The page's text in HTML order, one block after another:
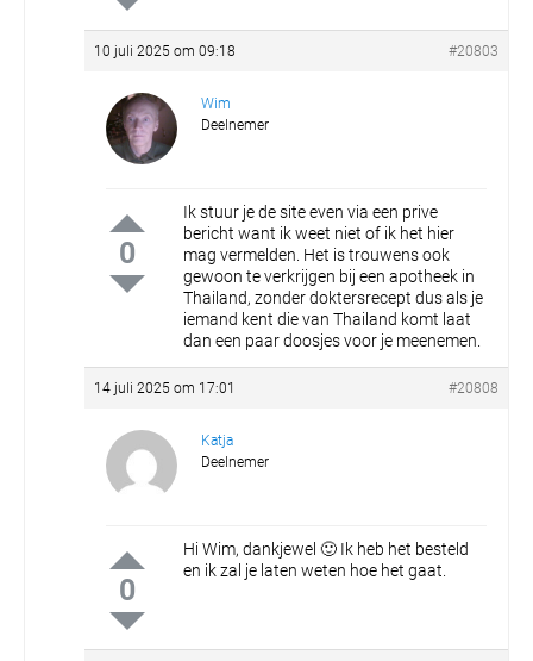
10 juli 2025 om 09:18 #20803
Wim
Deelnemer
0
Ik stuur je de site even via een prive
bericht want ik weet niet of ik het hier
mag vermelden. Het is trouwens ook
gewoon te verkrijgen bij een apotheek in
Thailand, zonder doktersrecept dus als je
iemand kent die van Thailand komt laat
dan een paar doosjes voor je meenemen.
14 juli 2025 om 17:01 #20808
Katja
Deelnemer
0
Hi Wim, dankjewel 🙂 Ik heb het besteld
en ik zal je laten weten hoe het gaat.